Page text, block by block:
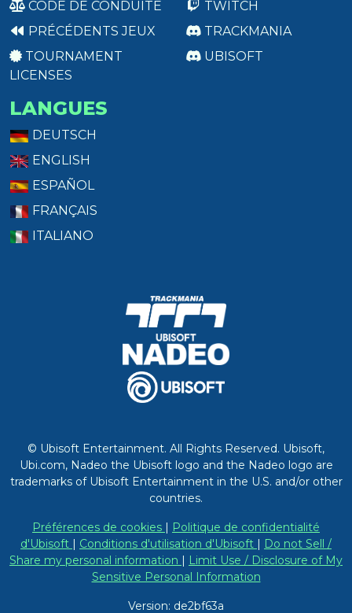
CODE DE CONDUITE
PRÉCÉDENTS JEUX
TOURNAMENT
LICENSES
TWITCH
TRACKMANIA
UBISOFT
LANGUES
DEUTSCH
ENGLISH
ESPAÑOL
FRANÇAIS
ITALIANO
© Ubisoft Entertainment. All Rights Reserved. Ubisoft,
Ubi.com, Nadeo the Ubisoft logo and the Nadeo logo are
trademarks of Ubisoft Entertainment in the U.S. and/or other
countries.
Préférences de cookies
Politique de confidentialité
d'Ubisoft
Conditions d'utilisation d'Ubisoft
Do not Sell /
Share my personal information
Limit Use / Disclosure of My
Sensitive Personal Information
Version: de2bf63a